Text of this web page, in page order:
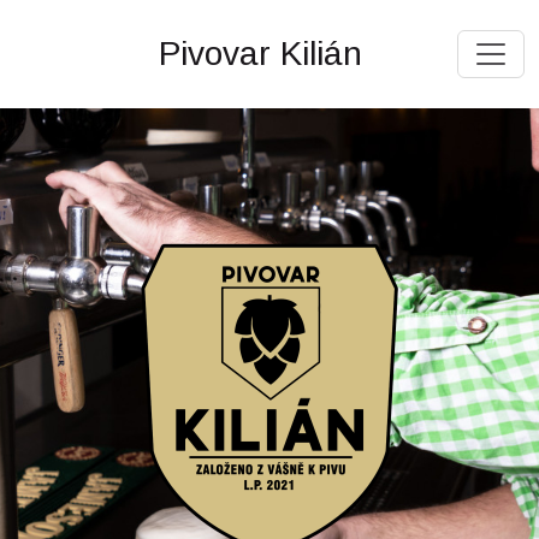
Pivovar Kilián